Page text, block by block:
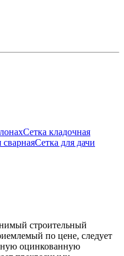
Сетка кладочная
сварнаяСетка для дачи
строительный
по цене, следует
оцинкованную